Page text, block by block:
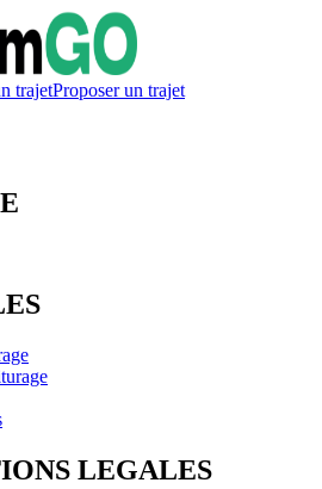
trajetProposer un trajet
LEGALES